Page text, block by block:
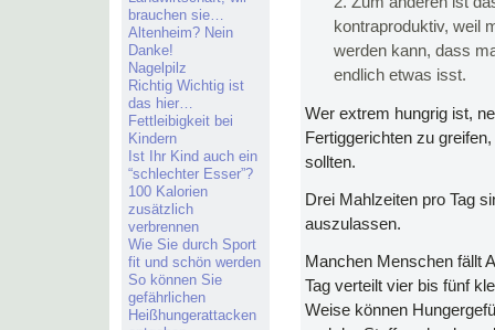
brauchen sie…
Altenheim? Nein
Danke!
Nagelpilz
Richtig Wichtig ist
das hier…
Fettleibigkeit bei
Kindern
Ist Ihr Kind auch ein
“schlechter Esser”?
100 Kalorien
zusätzlich
verbrennen
Wie Sie durch Sport
fit und schön werden
So können Sie
gefährlichen
Heißhungerattacken
kontraproduktiv, weil
werden kann, dass
endlich etwas isst.
Wer extrem hungrig ist,
Fertiggerichten zu
sollten.
Drei Mahlzeiten pro Tag
auszulassen.
Manchen Menschen fällt
Tag verteilt vier bis fünf
Weise können